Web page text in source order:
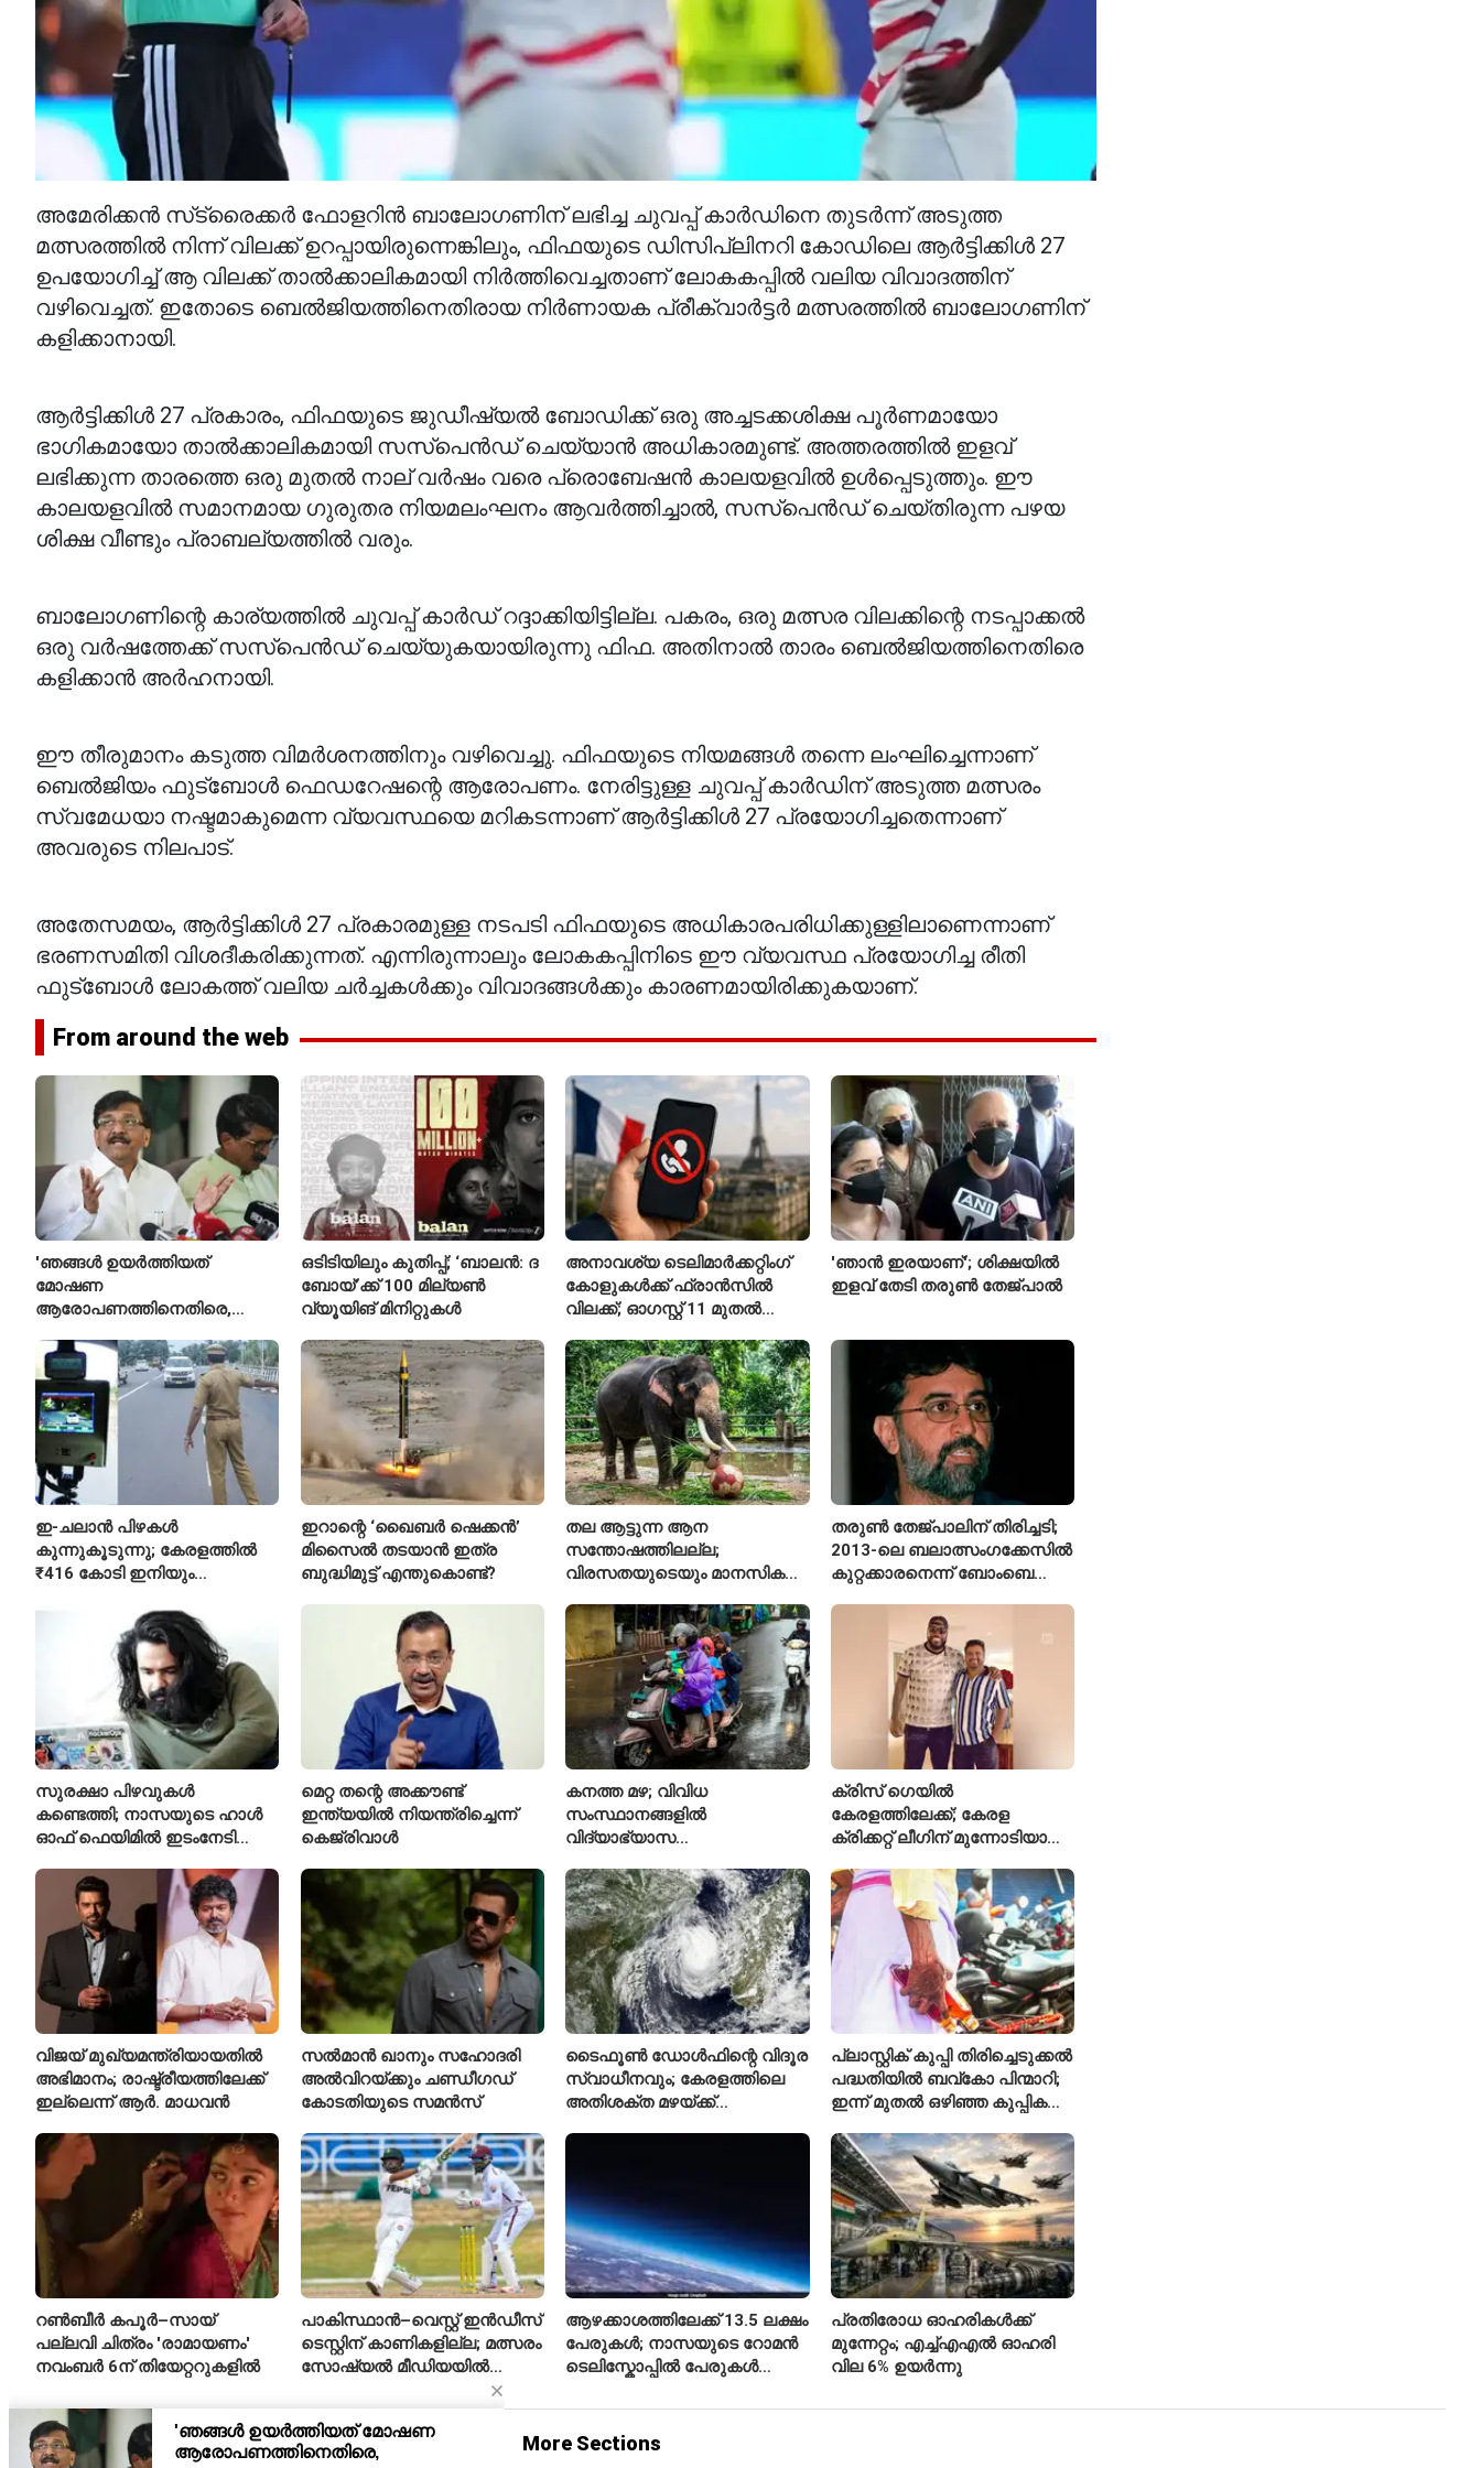
അമേരിക്കൻ സ്‌ട്രൈക്കർ ഫോളറിൻ ബാലോഗണിന് ലഭിച്ച ചുവപ്പ് കാർഡിനെ തുടർന്ന് അടുത്ത
മത്സരത്തിൽ നിന്ന് വിലക്ക് ഉറപ്പായിരുന്നെങ്കിലും, ഫിഫയുടെ ഡിസിപ്ലിനറി കോഡിലെ ആർട്ടിക്കിൾ 27
ഉപയോഗിച്ച് ആ വിലക്ക് താൽക്കാലികമായി നിർത്തിവെച്ചതാണ് ലോകകപ്പിൽ വലിയ വിവാദത്തിന്
വഴിവെച്ചത്. ഇതോടെ ബെൽജിയത്തിനെതിരായ നിർണായക പ്രീക്വാർട്ടർ മത്സരത്തിൽ ബാലോഗണിന്
കളിക്കാനായി.
ആർട്ടിക്കിൾ 27 പ്രകാരം, ഫിഫയുടെ ജുഡീഷ്യൽ ബോഡിക്ക് ഒരു അച്ചടക്കശിക്ഷ പൂർണമായോ
ഭാഗികമായോ താൽക്കാലികമായി സസ്പെൻഡ് ചെയ്യാൻ അധികാരമുണ്ട്. അത്തരത്തിൽ ഇളവ്
ലഭിക്കുന്ന താരത്തെ ഒരു മുതൽ നാല് വർഷം വരെ പ്രൊബേഷൻ കാലയളവിൽ ഉൾപ്പെടുത്തും. ഈ
കാലയളവിൽ സമാനമായ ഗുരുതര നിയമലംഘനം ആവർത്തിച്ചാൽ, സസ്പെൻഡ് ചെയ്തിരുന്ന പഴയ
ശിക്ഷ വീണ്ടും പ്രാബല്യത്തിൽ വരും.
ബാലോഗണിന്റെ കാര്യത്തിൽ ചുവപ്പ് കാർഡ് റദ്ദാക്കിയിട്ടില്ല. പകരം, ഒരു മത്സര വിലക്കിന്റെ നടപ്പാക്കൽ
ഒരു വർഷത്തേക്ക് സസ്പെൻഡ് ചെയ്യുകയായിരുന്നു ഫിഫ. അതിനാൽ താരം ബെൽജിയത്തിനെതിരെ
കളിക്കാൻ അർഹനായി.
ഈ തീരുമാനം കടുത്ത വിമർശനത്തിനും വഴിവെച്ചു. ഫിഫയുടെ നിയമങ്ങൾ തന്നെ ലംഘിച്ചെന്നാണ്
ബെൽജിയം ഫുട്ബോൾ ഫെഡറേഷന്റെ ആരോപണം. നേരിട്ടുള്ള ചുവപ്പ് കാർഡിന് അടുത്ത മത്സരം
സ്വമേധയാ നഷ്ടമാകുമെന്ന വ്യവസ്ഥയെ മറികടന്നാണ് ആർട്ടിക്കിൾ 27 പ്രയോഗിച്ചതെന്നാണ്
അവരുടെ നിലപാട്.
അതേസമയം, ആർട്ടിക്കിൾ 27 പ്രകാരമുള്ള നടപടി ഫിഫയുടെ അധികാരപരിധിക്കുള്ളിലാണെന്നാണ്
ഭരണസമിതി വിശദീകരിക്കുന്നത്. എന്നിരുന്നാലും ലോകകപ്പിനിടെ ഈ വ്യവസ്ഥ പ്രയോഗിച്ച രീതി
ഫുട്ബോൾ ലോകത്ത് വലിയ ചർച്ചകൾക്കും വിവാദങ്ങൾക്കും കാരണമായിരിക്കുകയാണ്.
From around the web
'ഞങ്ങൾ ഉയർത്തിയത്
മോഷണ
ആരോപണത്തിനെതിരെ,
റിജിജുവിന് മറുപടിയുമായി
സഞ്ജയ് റാവത്ത്
ഒടിടിയിലും കുതിപ്പ്; ‘ബാലൻ: ദ
ബോയ്’ക്ക് 100 മില്യൺ
വ്യൂയിങ് മിനിറ്റുകൾ
അനാവശ്യ ടെലിമാർക്കറ്റിംഗ്
കോളുകൾക്ക് ഫ്രാൻസിൽ
വിലക്ക്; ഓഗസ്റ്റ് 11 മുതൽ
'ഞാൻ ഇരയാണ്'; ശിക്ഷയിൽ
ഇളവ് തേടി തരുണ്‍ തേജ്പാൽ
ഇ-ചലാൻ പിഴകൾ
കുന്നുകൂടുന്നു; കേരളത്തിൽ
₹416 കോടി ഇനിയും
ഇറാന്റെ ‘ഖൈബർ ഷെക്കൻ’
മിസൈൽ തടയാൻ ഇത്ര
ബുദ്ധിമുട്ട് എന്തുകൊണ്ട്?
തല ആട്ടുന്ന ആന
സന്തോഷത്തിലല്ല;
വിരസതയുടെയും മാനസിക
ലക്ഷണമെന്ന് വിദഗ്ധർ
തരുൺ തേജ്പാലിന് തിരിച്ചടി;
2013-ലെ ബലാത്സംഗക്കേസിൽ
കുറ്റക്കാരനെന്ന് ബോംബെ
സുരക്ഷാ പിഴവുകൾ
കണ്ടെത്തി; നാസയുടെ ഹാൾ
ഓഫ് ഫെയിമിൽ ഇടംനേടി
മെറ്റ തന്റെ അക്കൗണ്ട്
ഇന്ത്യയിൽ നിയന്ത്രിച്ചെന്ന്
കെജ്‌രിവാൾ
കനത്ത മഴ; വിവിധ
സംസ്ഥാനങ്ങളിൽ
വിദ്യാഭ്യാസ
പ്രഖ്യാപിച്ചു
ക്രിസ് ഗെയിൽ
കേരളത്തിലേക്ക്; കേരള
ക്രിക്കറ്റ് ലീഗിന് മുന്നോടിയായി
നൽകും
വിജയ് മുഖ്യമന്ത്രിയായതിൽ
അഭിമാനം; രാഷ്ട്രീയത്തിലേക്ക്
ഇല്ലെന്ന് ആർ. മാധവൻ
സൽമാൻ ഖാനും സഹോദരി
അൽവിറയ്ക്കും ചണ്ഡീഗഡ്
കോടതിയുടെ സമൻസ്
ടൈഫൂൺ ഡോൾഫിന്റെ വിദൂര
സ്വാധീനവും; കേരളത്തിലെ
അതിശക്ത മഴയ്ക്ക്
പ്ലാസ്റ്റിക് കുപ്പി തിരിച്ചെടുക്കൽ
പദ്ധതിയിൽ ബവ്കോ പിന്മാറി;
ഇന്ന് മുതൽ ഒഴിഞ്ഞ കുപ്പികൾ
റൺബീർ കപൂർ–സായ്
പല്ലവി ചിത്രം 'രാമായണം'
നവംബർ 6ന് തിയേറ്ററുകളിൽ
പാകിസ്ഥാൻ–വെസ്റ്റ് ഇൻഡീസ്
ടെസ്റ്റിന് കാണികളില്ല; മത്സരം
സോഷ്യൽ മീഡിയയിൽ
ആഴക്കാശത്തിലേക്ക് 13.5 ലക്ഷം
പേരുകൾ; നാസയുടെ റോമൻ
ടെലിസ്കോപ്പിൽ പേരുകൾ
പ്രതിരോധ ഓഹരികൾക്ക്
മുന്നേറ്റം; എച്ച്എഎൽ ഓഹരി
വില 6% ഉയർന്നു
More Sections